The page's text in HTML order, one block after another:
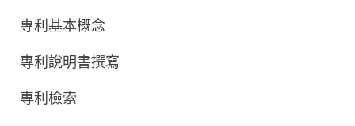
專利基本概念
專利說明書撰寫
專利檢索